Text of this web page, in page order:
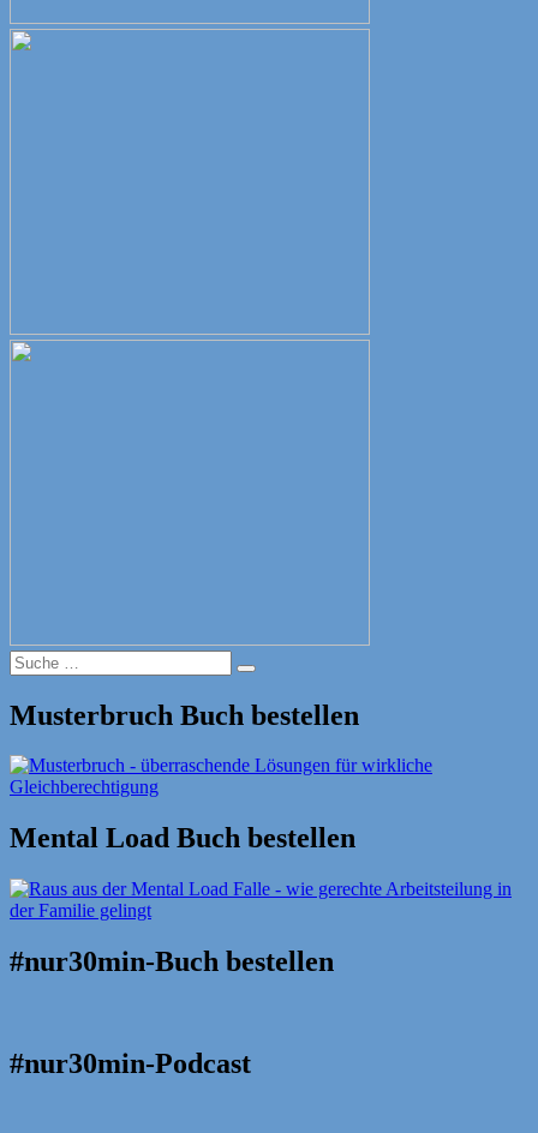
Suche
nach:
Suche
Musterbruch Buch bestellen
Mental Load Buch bestellen
#nur30min-Buch bestellen
#nur30min-Podcast